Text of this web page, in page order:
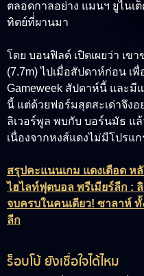
ตลอดกาลอย่าง แมนฯ ยูไนเ
ทิตย์ที่่ผานมา
โดย บอนฟิลด์ เปิดเผยว่า เข
(7.7m) ไปเมื่อสัปดาห์ก่อน เ
Gameweek สัปดาห์นี้ และมี
นี้ แต่ด้วยฟอร์มสุดสะเด่าจึง
ลิเวอร์พูล พบกับ บอร์นมัธ แ
เนื่องจากหงส์แดงไม่มีโปรแ
สรุปคะแนนเกม แดงเดือด ห
ไฮไลท์ฟุตบอล พรีเมียร์ลีก :
จบครบในคนเดียว! ซาลาห์
ลีก
ร็อบโบ้ ยังเชื่อใจได้ไหม